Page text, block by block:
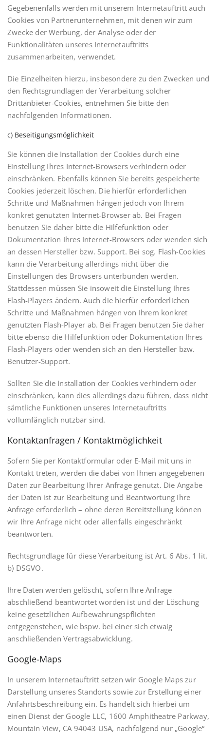
Gegebenenfalls werden mit unserem Internetauftritt auch
Cookies von Partnerunternehmen, mit denen wir zum
Zwecke der Werbung, der Analyse oder der
Funktionalitäten unseres Internetauftritts
zusammenarbeiten, verwendet.
Die Einzelheiten hierzu, insbesondere zu den Zwecken und
den Rechtsgrundlagen der Verarbeitung solcher
Drittanbieter-Cookies, entnehmen Sie bitte den
nachfolgenden Informationen.
c) Beseitigungsmöglichkeit
Sie können die Installation der Cookies durch eine
Einstellung Ihres Internet-Browsers verhindern oder
einschränken. Ebenfalls können Sie bereits gespeicherte
Cookies jederzeit löschen. Die hierfür erforderlichen
Schritte und Maßnahmen hängen jedoch von Ihrem
konkret genutzten Internet-Browser ab. Bei Fragen
benutzen Sie daher bitte die Hilfefunktion oder
Dokumentation Ihres Internet-Browsers oder wenden sich
an dessen Hersteller bzw. Support. Bei sog. Flash-Cookies
kann die Verarbeitung allerdings nicht über die
Einstellungen des Browsers unterbunden werden.
Stattdessen müssen Sie insoweit die Einstellung Ihres
Flash-Players ändern. Auch die hierfür erforderlichen
Schritte und Maßnahmen hängen von Ihrem konkret
genutzten Flash-Player ab. Bei Fragen benutzen Sie daher
bitte ebenso die Hilfefunktion oder Dokumentation Ihres
Flash-Players oder wenden sich an den Hersteller bzw.
Benutzer-Support.
Sollten Sie die Installation der Cookies verhindern oder
einschränken, kann dies allerdings dazu führen, dass nicht
sämtliche Funktionen unseres Internetauftritts
vollumfänglich nutzbar sind.
Kontaktanfragen / Kontaktmöglichkeit
Sofern Sie per Kontaktformular oder E-Mail mit uns in
Kontakt treten, werden die dabei von Ihnen angegebenen
Daten zur Bearbeitung Ihrer Anfrage genutzt. Die Angabe
der Daten ist zur Bearbeitung und Beantwortung Ihre
Anfrage erforderlich – ohne deren Bereitstellung können
wir Ihre Anfrage nicht oder allenfalls eingeschränkt
beantworten.
Rechtsgrundlage für diese Verarbeitung ist Art. 6 Abs. 1 lit.
b) DSGVO.
Ihre Daten werden gelöscht, sofern Ihre Anfrage
abschließend beantwortet worden ist und der Löschung
keine gesetzlichen Aufbewahrungspflichten
entgegenstehen, wie bspw. bei einer sich etwaig
anschließenden Vertragsabwicklung.
Google-Maps
In unserem Internetauftritt setzen wir Google Maps zur
Darstellung unseres Standorts sowie zur Erstellung einer
Anfahrtsbeschreibung ein. Es handelt sich hierbei um
einen Dienst der Google LLC, 1600 Amphitheatre Parkway,
Mountain View, CA 94043 USA, nachfolgend nur „Google“